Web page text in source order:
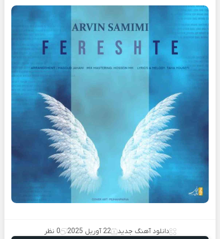
دانلود آهنگ جدید 22 آوریل 2025
0 نظر